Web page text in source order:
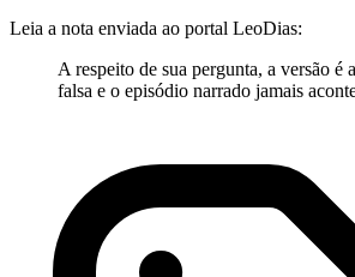
Leia a nota enviada ao portal LeoDias:
A respeito de sua pergunta, a versão é
falsa e o episódio narrado jamais